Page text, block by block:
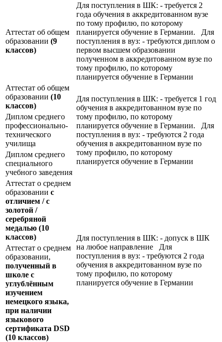
Аттестат об общем
образовании (9
классов)
Для поступления в ШК: - требуется 2
года обучения в аккредитованном вузе
по тому профилю, по которому
планируется обучение в Германии. Для
поступления в вуз: - требуются диплом о
первом высшем образовании
полученном в аккредитованном вузе по
тому профилю, по которому
планируется обучение в Германии
Аттестат об общем
образовании (10
классов)
Для поступления в ШК: - требуется 1 год
обучения в аккредитованном вузе по
тому профилю, по которому
планируется обучение в Германии. Для
поступления в вуз: - требуются 2 года
обучения в аккредитованном вузе по
тому профилю, по которому
планируется обучение в Германии
Диплом среднего
профессионально-
технического
училища
Диплом среднего
специального
учебного заведения
Аттестат о среднем
образовании с
отличием / с
золотой /
серебряной
медалью (10
классов)
Для поступления в ШК: - допуск в ШК
на любое направление Для
поступления в вуз: - требуются 2 года
обучения в аккредитованном вузе по
тому профилю, по которому
планируется обучение в Германии
Аттестат о среднем
образовании,
полученный в
школе с
углублённым
изучением
немецкого языка,
при наличии
языкового
сертификата DSD
(10 классов)